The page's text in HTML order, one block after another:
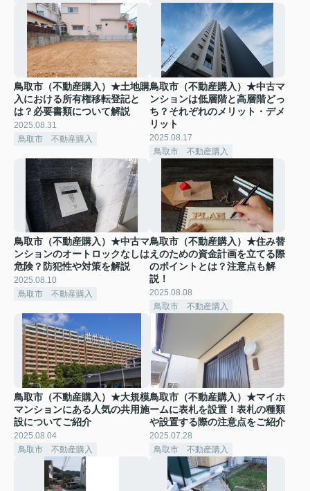
鳥取市（不動産購入）★土地購
入における所有権移転登記と
は？必要書類について解説
2025.08.31
鳥取市 不動産購入
鳥取市（不動産購入）★中古マ
ンションは低層階と高層階どっ
ち？それぞれのメリット・デメ
リット
2025.08.17
鳥取市 不動産購入
鳥取市（不動産購入）★中古マ
ンションのオートロックなしは
危険？防犯性や対策を解説
2025.08.10
鳥取市 不動産購入
鳥取市（不動産購入）★住み替
えのための資金計画を立てる際
のポイントとは？注意点も解
説！
2025.08.08
鳥取市 不動産購入
鳥取市（不動産購入）★大規模
マンションにある人気の共用施
設についてご紹介
2025.08.04
鳥取市 不動産購入
鳥取市（不動産購入）★マイホ
ームに表札を設置！表札の種類
や設置する際の注意点をご紹介
2025.07.28
鳥取市 不動産購入